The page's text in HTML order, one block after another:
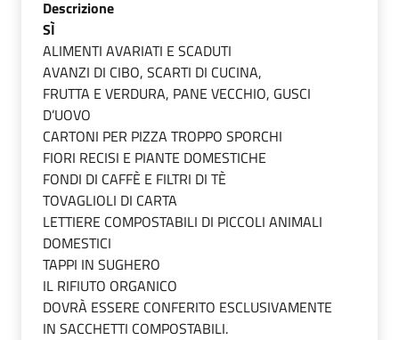
Descrizione
SÌ
ALIMENTI AVARIATI E SCADUTI
AVANZI DI CIBO, SCARTI DI CUCINA,
FRUTTA E VERDURA, PANE VECCHIO, GUSCI
D’UOVO
CARTONI PER PIZZA TROPPO SPORCHI
FIORI RECISI E PIANTE DOMESTICHE
FONDI DI CAFFÈ E FILTRI DI TÈ
TOVAGLIOLI DI CARTA
LETTIERE COMPOSTABILI DI PICCOLI ANIMALI
DOMESTICI
TAPPI IN SUGHERO
IL RIFIUTO ORGANICO
DOVRÀ ESSERE CONFERITO ESCLUSIVAMENTE
IN SACCHETTI COMPOSTABILI.